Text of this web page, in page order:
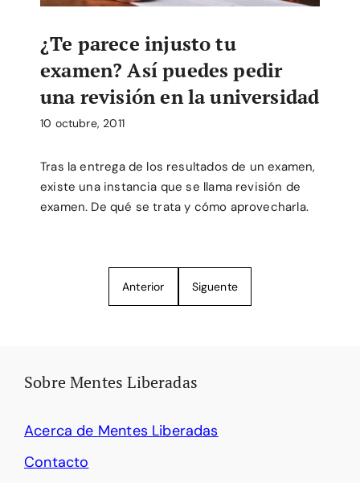
¿Te parece injusto tu
examen? Así puedes pedir
una revisión en la universidad
10 octubre, 2011
Tras la entrega de los resultados de un examen,
existe una instancia que se llama revisión de
examen. De qué se trata y cómo aprovecharla.
Anterior Siguente
Sobre Mentes Liberadas
Acerca de Mentes Liberadas
Contacto